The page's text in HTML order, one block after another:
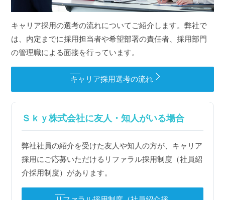
キャリア採用の選考の流れについてご紹介します。弊社で
は、内定までに採用担当者や希望部署の責任者、採用部門
の管理職による面接を行っています。
キャリア採用選考の流れ
Ｓｋｙ株式会社に友人・知人がいる場合
弊社社員の紹介を受けた友人や知人の方が、キャリア
採用にご応募いただけるリファラル採用制度（社員紹
介採用制度）があります。